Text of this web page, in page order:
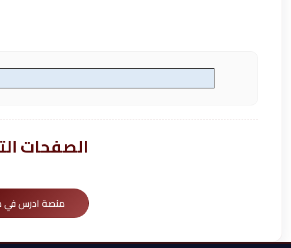
الصفحات
منصة ادرس في